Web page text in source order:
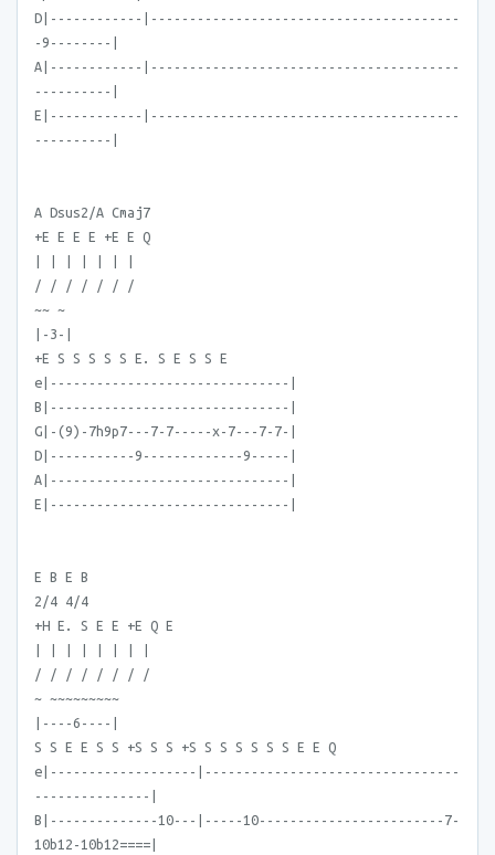
D|------------|----------------------------------------
-9--------|
A|------------|----------------------------------------
----------|
E|------------|----------------------------------------
----------|
A Dsus2/A Cmaj7
+E E E E +E E Q
/ / / / / / /
~~ ~
|-3-|
+E S S S S S E. S E S S E
e|-------------------------------|
B|-------------------------------|
G|-(9)-7h9p7---7-7-----x-7---7-7-|
D|-----------9-------------9-----|
A|-------------------------------|
E|-------------------------------|
E B E B
2/4 4/4
+H E. S E E +E Q E
/ / / / / / / /
~ ~~~~~~~~~
|----6----|
S S E E S S +S S S +S S S S S S S E E Q
e|-------------------|---------------------------------
---------------|
B|--------------10---|-----10------------------------7-
10b12-10b12====|